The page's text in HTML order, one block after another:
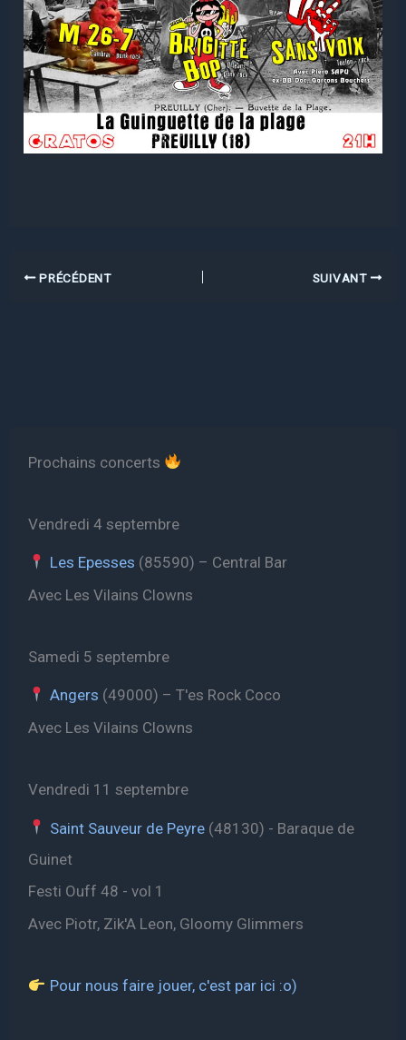
PRÉCÉDENT SUIVANT
Prochains concerts
Vendredi 4 septembre
Les Epesses (85590) – Central Bar
Avec Les Vilains Clowns
Samedi 5 septembre
Angers (49000) – T'es Rock Coco
Avec Les Vilains Clowns
Vendredi 11 septembre
Saint Sauveur de Peyre(48130) - Baraque de
Guinet
Festi Ouff 48 - vol 1
Avec Piotr, Zik'A Leon, Gloomy Glimmers
Pour nous faire jouer, c'est par ici :o)